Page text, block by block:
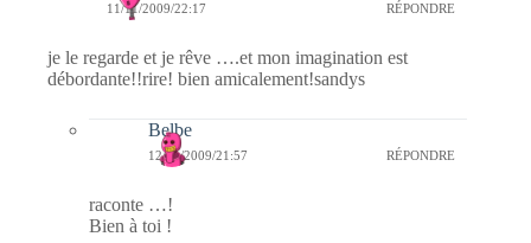
11/11/2009/22:17 RÉPONDRE
je le regarde et je rêve ….et mon imagination est
débordante!!rire! bien amicalement!sandys
Belbe
12/11/2009/21:57 RÉPONDRE
raconte …!
Bien à toi !